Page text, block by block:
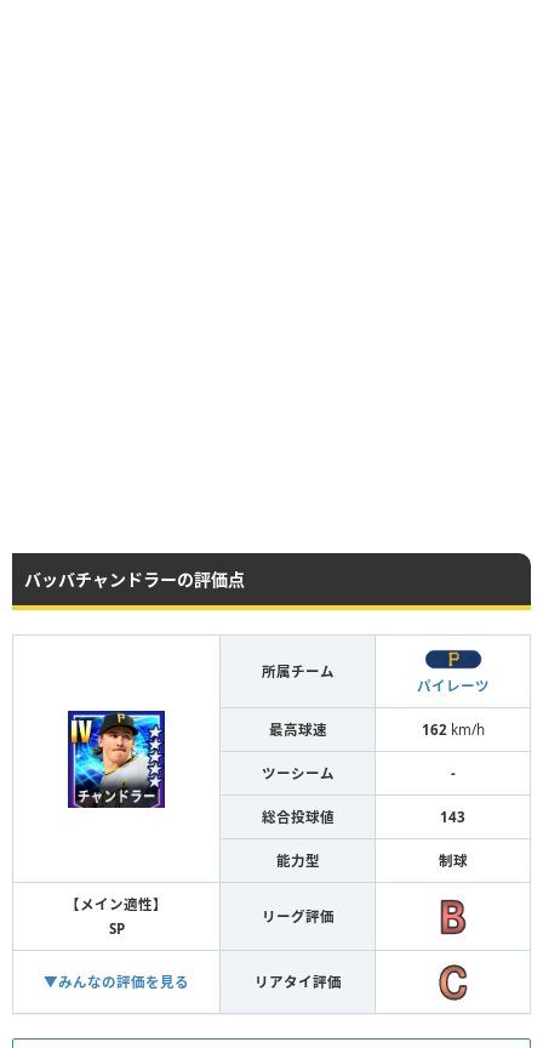
バッバチャンドラーの評価点
所属チーム
パイレーツ
最高球速 162 km/h
ツーシーム -
総合投球値 143
能力型 制球
【メイン適性】
SP
リーグ評価
▼みんなの評価を見る リアタイ評価